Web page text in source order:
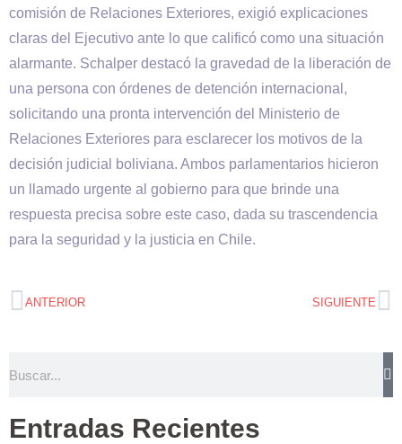
comisión de Relaciones Exteriores, exigió explicaciones
claras del Ejecutivo ante lo que calificó como una situación
alarmante. Schalper destacó la gravedad de la liberación de
una persona con órdenes de detención internacional,
solicitando una pronta intervención del Ministerio de
Relaciones Exteriores para esclarecer los motivos de la
decisión judicial boliviana. Ambos parlamentarios hicieron
un llamado urgente al gobierno para que brinde una
respuesta precisa sobre este caso, dada su trascendencia
para la seguridad y la justicia en Chile.
ANTERIOR SIGUIENTE
Entradas Recientes